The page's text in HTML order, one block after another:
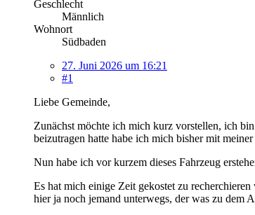
Geschlecht
Männlich
Wohnort
Südbaden
27. Juni 2026 um 16:21
#1
Liebe Gemeinde,
Zunächst möchte ich mich kurz vorstellen, ich
beizutragen hatte habe ich mich bisher mit
Nun habe ich vor kurzem dieses Fahrzeug
Es hat mich einige Zeit gekostet zu
hier ja noch jemand unterwegs, der was zu dem